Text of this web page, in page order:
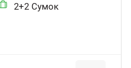
2+2 Сумок